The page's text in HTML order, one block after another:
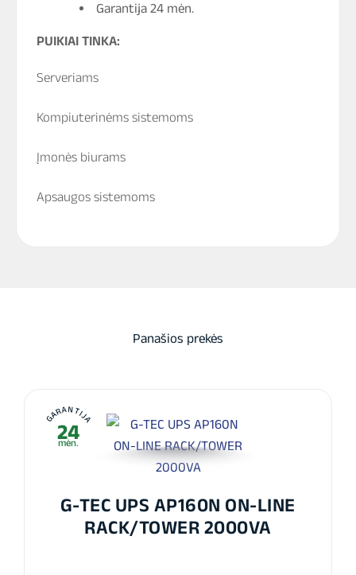
Garantija 24 mėn.
PUIKIAI TINKA:
Serveriams
Kompiuterinėms sistemoms
Įmonės biurams
Apsaugos sistemoms
Panašios prekės
GARANTIJA
24
mėn.
G-TEC UPS AP160N ON-LINE
RACK/TOWER 2000VA